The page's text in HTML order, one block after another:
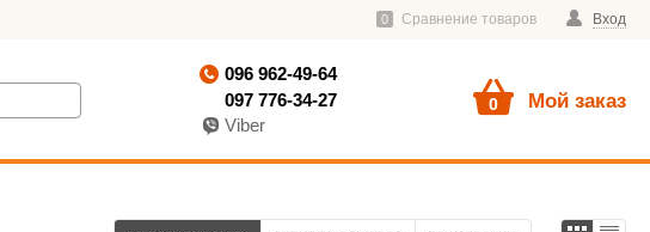
Вход
0 Сравнение товаров
096 962-49-64
097 776-34-27
Viber
0 Мой заказ